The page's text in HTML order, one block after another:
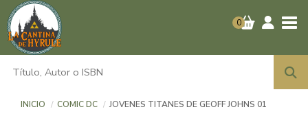
0
INICIO COMIC DC JOVENES TITANES DE GEOFF JOHNS 01